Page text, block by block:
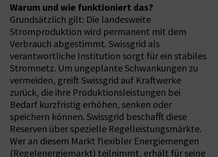
Warum und wie funktioniert das?
Grundsätzlich gilt: Die landesweite
Stromproduktion wird permanent mit dem
Verbrauch abgestimmt. Swissgrid als
verantwortliche Institution sorgt für ein stabiles
Stromnetz. Um ungeplante Schwankungen zu
vermeiden, greift Swissgrid auf Kraftwerke
zurück, die ihre Produktionsleistungen bei
Bedarf kurzfristig erhöhen, senken oder
speichern können. Swissgrid beschafft diese
Reserven über spezielle Regelleistungsmärkte.
Wer an diesem Markt flexibler Energiemengen
(Regelenergiemarkt) teilnimmt, erhält für seine